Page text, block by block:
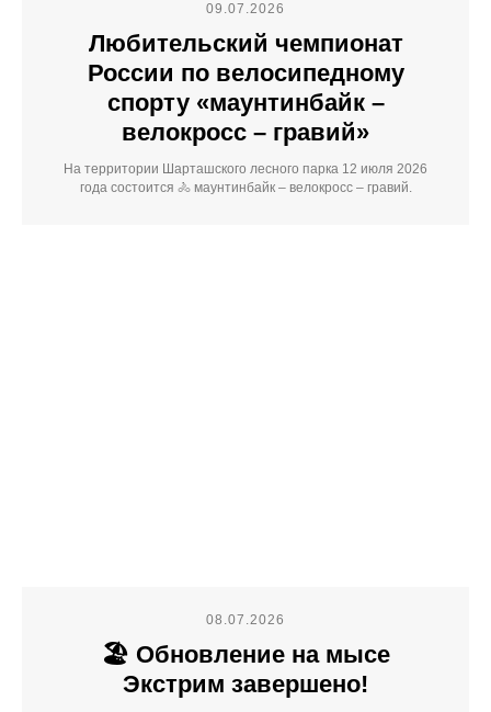
09.07.2026
Любительский чемпионат
России по велосипедному
спорту «маунтинбайк –
велокросс – гравий»
На территории Шарташского лесного парка 12 июля 2026
года состоится 🚴 маунтинбайк – велокросс – гравий.
08.07.2026
🏖️ Обновление на мысе
Экстрим завершено!